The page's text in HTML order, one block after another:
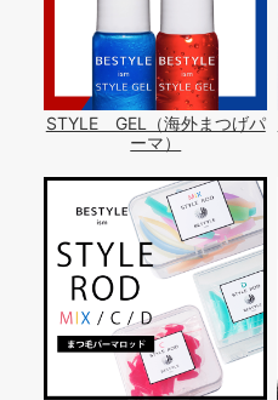
STYLE GEL（海外まつげパ
ーマ）